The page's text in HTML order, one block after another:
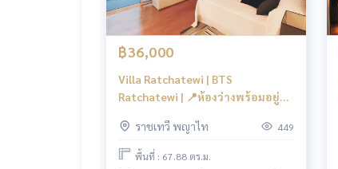
฿36,000
Villa Ratchatewi | BTS
Ratchatewi | 📍ห้องว่างพร้อมอยู่
ราชเทวี พญาไท
449
พื้นที่ : 67.88 ตร.ม.